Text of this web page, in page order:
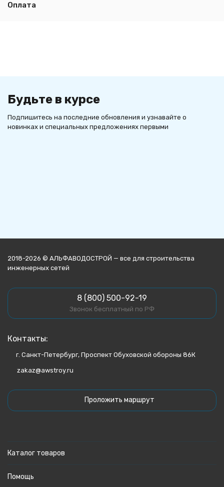
Оплата
Будьте в курсе
Подпишитесь на последние обновления и узнавайте о
новинках и специальных предложениях первыми
2018-2026 © АЛЬФАВОДОСТРОЙ — все для строительства
инженерных сетей
8 (800) 500-92-19
Звонок бесплатный по РФ
Контакты:
г. Санкт-Петербург, Проспект Обуховской обороны 86К
zakaz@awstroy.ru
Проложить маршрут
Каталог товаров
Помощь